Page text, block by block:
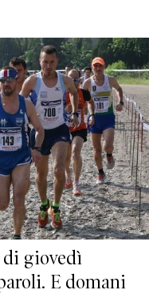
di giovedì
E domani